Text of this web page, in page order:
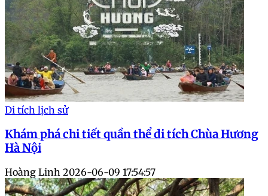
Di tích lịch sử
Khám phá chi tiết quần thể di tích Chùa Hương
Hà Nội
Hoàng Linh 2026-06-09 17:54:57